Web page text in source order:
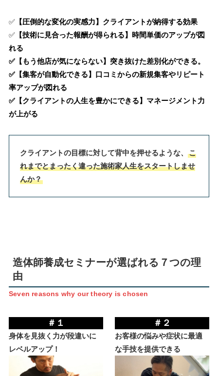
✅【圧倒的な変化の実感力】クライアントが納得する効果
✅【技術に見合った報酬が得られる】時間単価のアップが図
れる
✅【もう他店が気にならない】突き抜けた差別化ができる。
✅【集客が自動化できる】口コミからの新規集客やリピート
率アップが図れる
✅【クライアントの人生を豊かにできる】マネージメント力
が上がる
クライアントの目標に対して背中を押せるような、こ
れまでとまったく違った施術家人生をスタートしませ
んか？
造体師養成セミナーが選ばれる７つの理
由
Seven reasons why our theory is chosen
＃１
身体を見抜く力が段違いに
レベルアップ！
＃２
お客様の悩みや症状に最適
な手技を提供できる